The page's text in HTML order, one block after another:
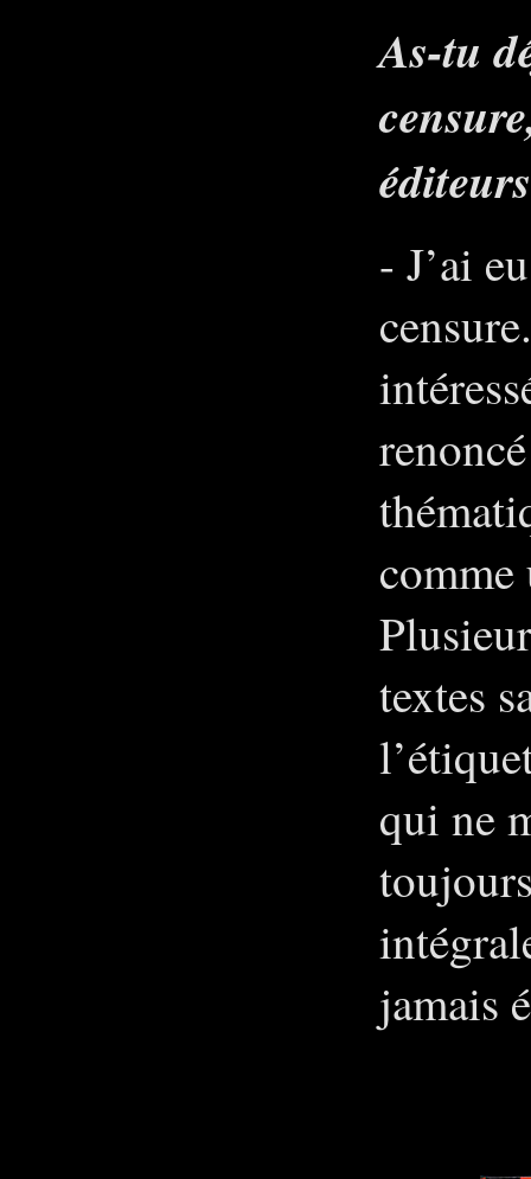
As-tu
- J’ai
textes
qui ne
jamais